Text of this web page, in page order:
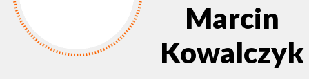
Marcin
Kowalczyk